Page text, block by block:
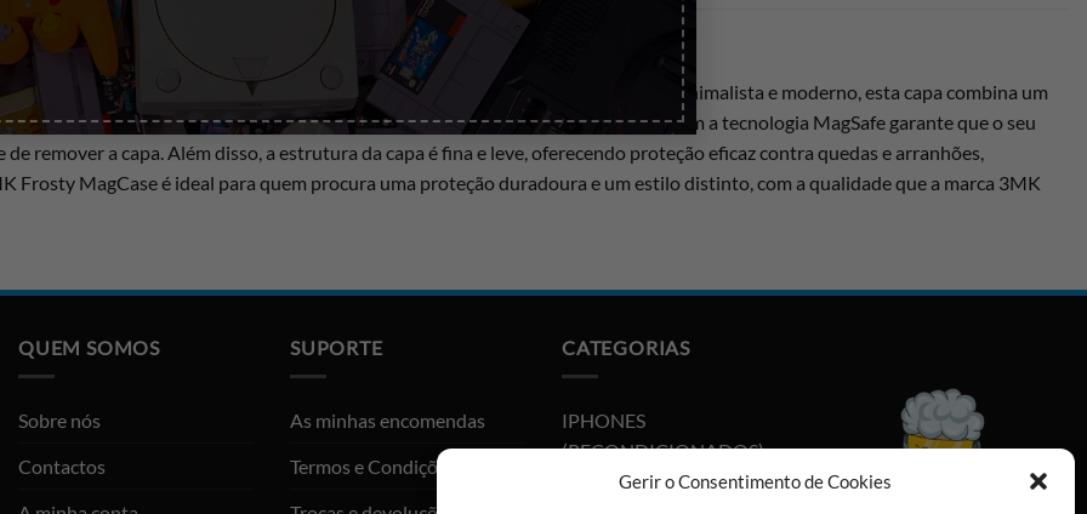
Gerir o Consentimento de Cookies
opção elegante e funcional para proteger o seu dispositivo. Com um design minimalista e moderno, esta capa combina um
sensação agradável ao toque e um visual sofisticado. A sua compatibilidade com a tecnologia MagSafe garante que o seu
remover a capa. Além disso, a estrutura da capa é fina e leve, oferecendo proteção eficaz contra quedas e arranhões,
Frosty MagCase é ideal para quem procura uma proteção duradoura e um estilo distinto, com a qualidade que a marca 3MK
QUEM SOMOS
Sobre nós
Contactos
SUPORTE
As minhas encomendas
Termos e Condições
CATEGORIAS
IPHONES
(RECONDICIONADOS)